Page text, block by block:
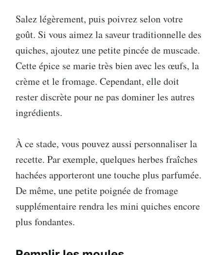
Salez légèrement, puis poivrez selon votre
goût. Si vous aimez la saveur traditionnelle des
quiches, ajoutez une petite pincée de muscade.
Cette épice se marie très bien avec les œufs, la
crème et le fromage. Cependant, elle doit
rester discrète pour ne pas dominer les autres
ingrédients.
À ce stade, vous pouvez aussi personnaliser la
recette. Par exemple, quelques herbes fraîches
hachées apporteront une touche plus parfumée.
De même, une petite poignée de fromage
supplémentaire rendra les mini quiches encore
plus fondantes.